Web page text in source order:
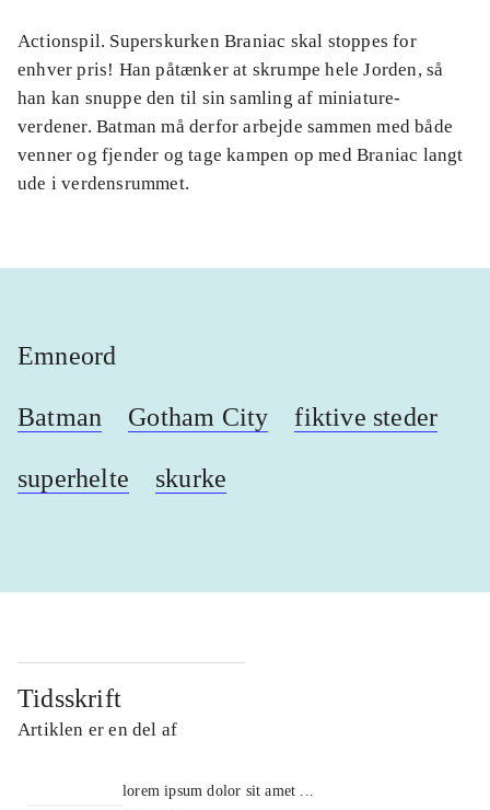
Actionspil. Superskurken Braniac skal stoppes for
enhver pris! Han påtænker at skrumpe hele Jorden, så
han kan snuppe den til sin samling af miniature-
verdener. Batman må derfor arbejde sammen med både
venner og fjender og tage kampen op med Braniac langt
ude i verdensrummet.
Emneord
Batman Gotham City fiktive steder
superhelte skurke
Tidsskrift
Artiklen er en del af
lorem ipsum dolor sit amet ...